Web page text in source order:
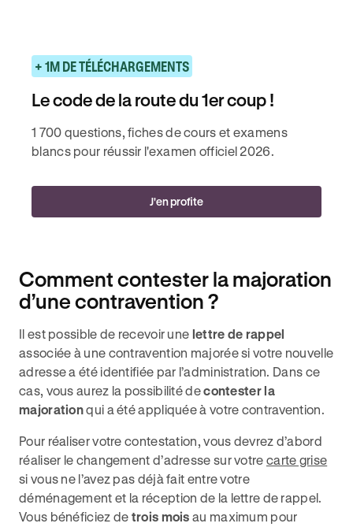
+ 1M DE TÉLÉCHARGEMENTS
Le code de la route du 1er coup !
1 700 questions, fiches de cours et examens
blancs pour réussir l'examen officiel 2026.
J'en profite
Comment contester la majoration
d’une contravention ?
Il est possible de recevoir une lettre de rappel
associée à une contravention majorée si votre nouvelle
adresse a été identifiée par l’administration. Dans ce
cas, vous aurez la possibilité decontester la
majorationqui a été appliquée à votre contravention.
Pour réaliser votre contestation, vous devrez d’abord
réaliser le changement d’adresse sur votre carte grise
si vous ne l’avez pas déjà fait entre votre
déménagement et la réception de la lettre de rappel.
Vous bénéficiez de trois mois au maximum pour